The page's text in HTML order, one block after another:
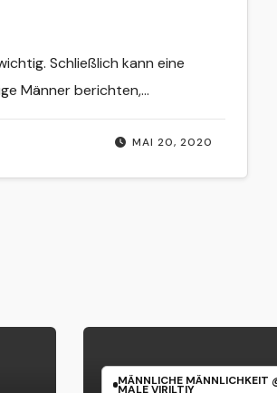
MAI 20, 2020
Schließlich kann eine
Männer berichten,…
MÄNNLICHE MÄNNLICHKEIT
MALE VIRILTIY